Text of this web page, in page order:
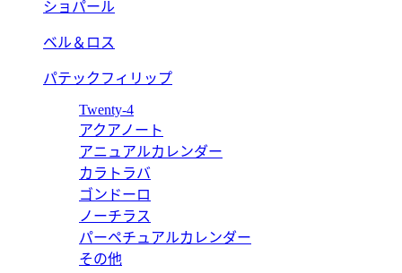
ショパール
ベル＆ロス
パテックフィリップ
Twenty-4
アクアノート
アニュアルカレンダー
カラトラバ
ゴンドーロ
ノーチラス
パーペチュアルカレンダー
その他